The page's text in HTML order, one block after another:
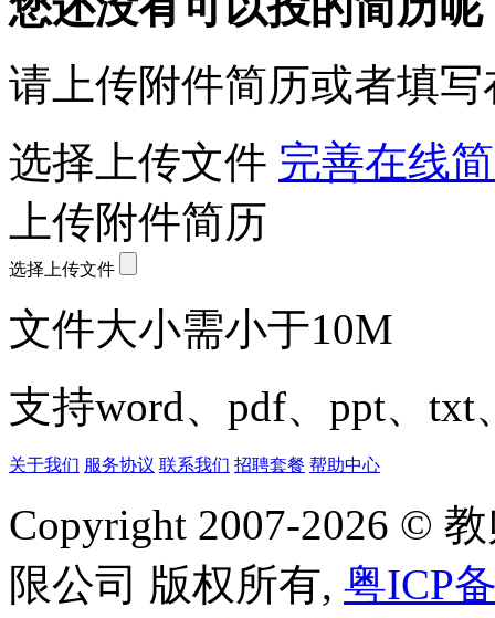
请上传附件简历或者填
选择上传文件 完善在线
上传附件简历
选择上传文件
文件大小需小于10M
支持word、pdf、ppt、txt
关于我们 服务协议 联系我们 招聘套餐 帮助中心
Copyright 2007-2026 ©
限公司 版权所有, 粤ICP